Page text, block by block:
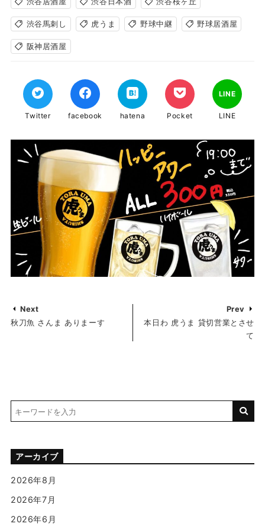
渋谷馬刺し 虎うま 野球中継 野球居酒屋
阪神居酒屋
Twitter facebook hatena Pocket
LINE
LINE
Next
秋刀魚 さんま ありまーす
Prev
本日わ 虎うま 貸切営業とさせ
て
アーカイブ
2026年8月
2026年7月
2026年6月